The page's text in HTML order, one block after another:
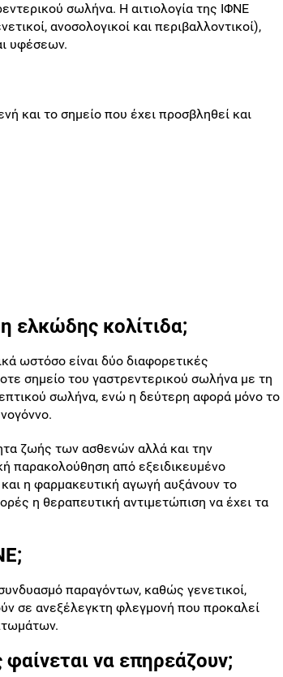
σωλήνα. Η αιτιολογία της ΙΦΝΕ
ανοσολογικοί και περιβαλλοντικοί),
υφέσεων.
και το σημείο που έχει προσβληθεί και
ελκώδης κολίτιδα;
ωστόσο είναι δύο διαφορετικές
σημείο του γαστρεντερικού σωλήνα με τη
σωλήνα, ενώ η δεύτερη αφορά μόνο το
ζωής των ασθενών αλλά και την
παρακολούθηση από εξειδικευμένο
η φαρμακευτική αγωγή αυξάνουν το
η θεραπευτική αντιμετώπιση να έχει τα
παραγόντων, καθώς γενετικοί,
σε ανεξέλεγκτη φλεγμονή που προκαλεί
φαίνεται να επηρεάζουν;